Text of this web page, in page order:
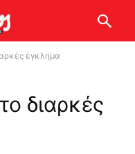
έγκλημα
διαρκές